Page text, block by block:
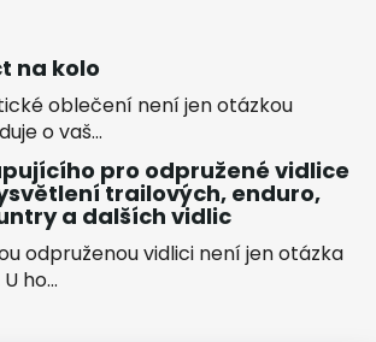
na kolo
oblečení není jen otázkou
o vaš...
pro odpružené vidlice
trailových, enduro,
a dalších vidlic
odpruženou vidlici není jen otázka
ho...